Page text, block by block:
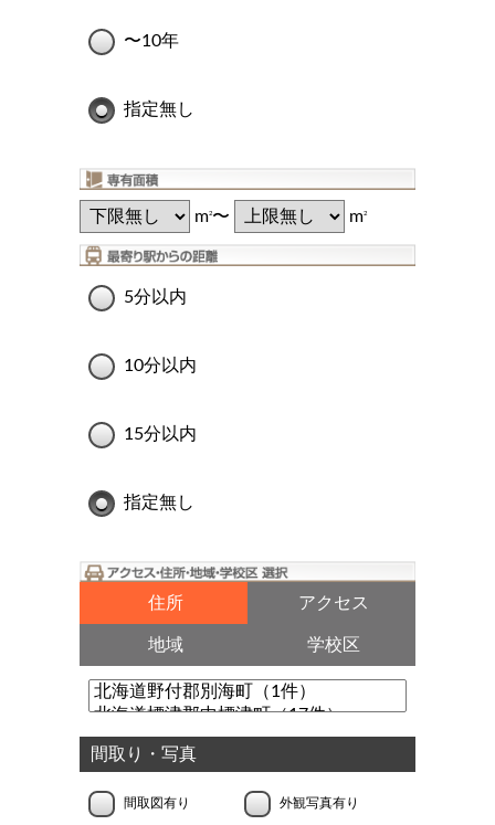
〜10年
指定無し
m2〜 m2
5分以内
10分以内
15分以内
指定無し
住所 アクセス
地域 学校区
間取り・写真
間取図有り 外観写真有り